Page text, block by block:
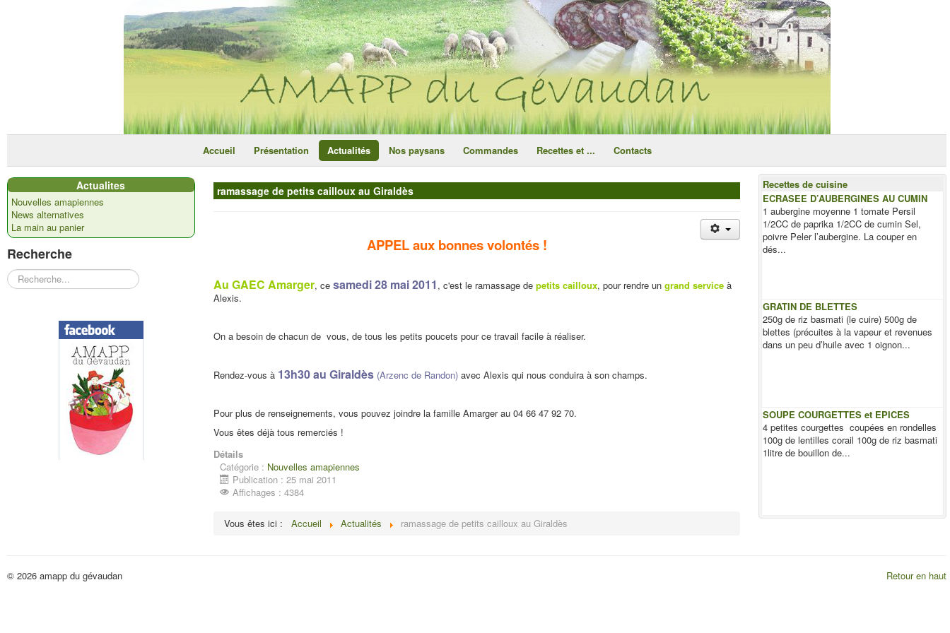
ce site utilise des cookies
Accueil Présentation Actualités Nos paysans Commandes Recettes et ... Contacts
Actualites
Nouvelles amapiennes
News alternatives
La main au panier
Recherche
Rechercher
ramassage de petits cailloux au Giraldès
APPEL aux bonnes volontés !
Au GAEC Amarger, cesamedi 28 mai 2011 , c'est le ramassage depetits cailloux, pour rendre ungrand service à
Alexis.
On a besoin de chacun de vous, de tous les petits poucets pour ce travail facile à réaliser.
Rendez-vous à 13h30 au Giraldès (Arzenc de Randon) avec Alexis qui nous conduira à son champs.
Pour plus de renseignements, vous pouvez joindre la famille Amarger au 04 66 47 92 70.
Vous êtes déjà tous remerciés !
Détails
Catégorie : Nouvelles amapiennes
Publication : 25 mai 2011
Affichages : 4384
Vous êtes ici : Accueil Actualités ramassage de petits cailloux au Giraldès
Recettes de cuisine
ECRASEE D’AUBERGINES AU CUMIN
1 aubergine moyenne 1 tomate Persil
1/2CC de paprika 1/2CC de cumin Sel,
poivre Peler l’aubergine. La couper en
dés...
GRATIN DE BLETTES
250g de riz basmati (le cuire) 500g de
blettes (précuites à la vapeur et revenues
dans un peu d’huile avec 1 oignon...
SOUPE COURGETTES et EPICES
4 petites courgettes coupées en rondelles
100g de lentilles corail 100g de riz basmati
1litre de bouillon de...
Retour en haut
© 2026 amapp du gévaudan